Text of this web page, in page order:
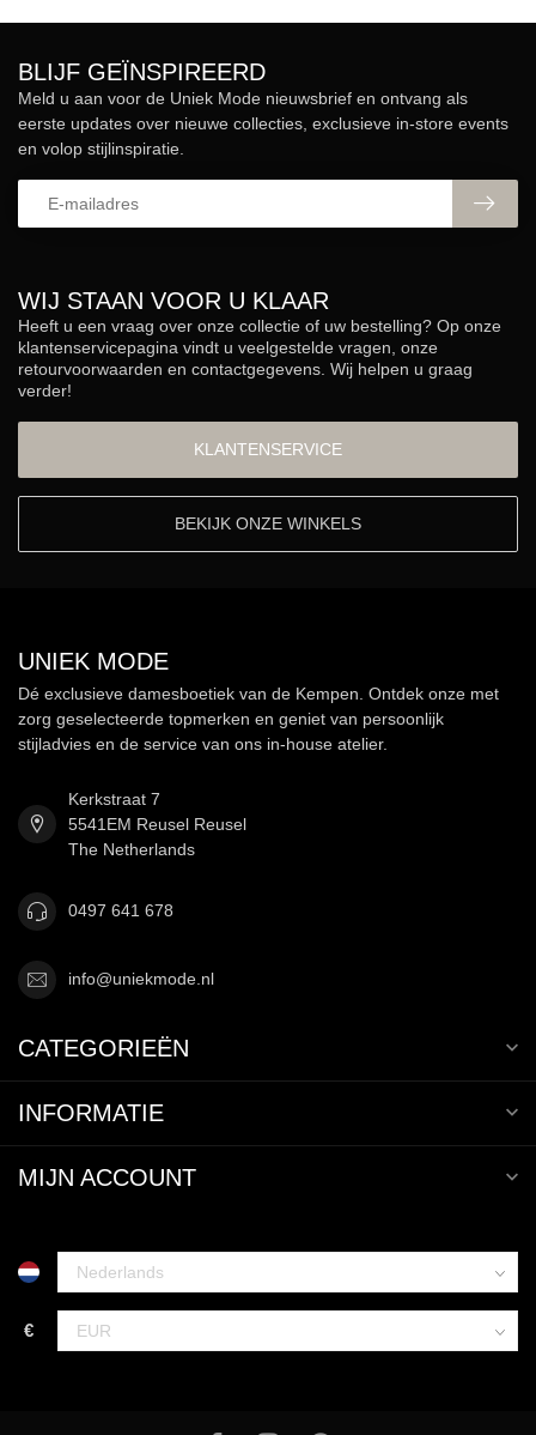
WIJ STAAN VOOR U KLAAR
Heeft u een vraag over onze collectie of uw bestelling? Op onze
klantenservicepagina vindt u veelgestelde vragen, onze
retourvoorwaarden en contactgegevens. Wij helpen u graag
verder!
KLANTENSERVICE
BEKIJK ONZE WINKELS
BLIJF GEÏNSPIREERD
Meld u aan voor de Uniek Mode nieuwsbrief en ontvang als
eerste updates over nieuwe collecties, exclusieve in-store events
en volop stijlinspiratie.
UNIEK MODE
Dé exclusieve damesboetiek van de Kempen. Ontdek onze met
zorg geselecteerde topmerken en geniet van persoonlijk
stijladvies en de service van ons in-house atelier.
Kerkstraat 7
5541EM Reusel Reusel
The Netherlands
0497 641 678
info@uniekmode.nl
CATEGORIEËN
INFORMATIE
MIJN ACCOUNT
€